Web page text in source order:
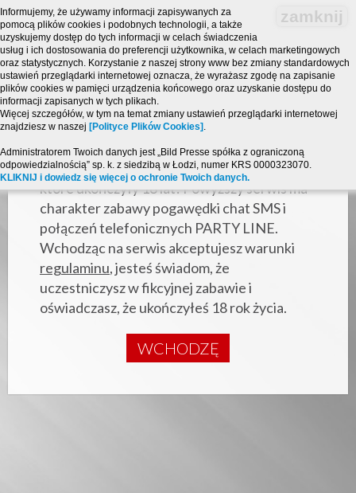
zamknij
Informujemy, że używamy informacji zapisywanych za
pomocą plików cookies i podobnych technologii, a także
uzyskujemy dostęp do tych informacji w celach świadczenia
usług i ich dostosowania do preferencji użytkownika, w celach marketingowych
oraz statystycznych. Korzystanie z naszej strony www bez zmiany standardowych
ustawień przeglądarki internetowej oznacza, że wyrażasz zgodę na zapisanie
plików cookies w pamięci urządzenia końcowego oraz uzyskanie dostępu do
informacji zapisanych w tych plikach.
Więcej szczegółów, w tym na temat zmiany ustawień przeglądarki internetowej
znajdziesz w naszej [Polityce Plików Cookies] .
Administratorem Twoich danych jest „Bild Presse spółka z ograniczoną
odpowiedzialnością” sp. k. z siedzibą w Łodzi, numer KRS 0000323070.
KLIKNIJ i dowiedz się więcej o ochronie Twoich danych.
Strona zawiera treści o charakterze
erotycznym i jest przeznaczona dla osób,
które ukończyły 18 lat! Powyższy serwis ma
charakter zabawy pogawędki chat SMS i
połączeń telefonicznych PARTY LINE.
Wchodząc na serwis akceptujesz warunki
regulaminu, jesteś świadom, że
uczestniczysz w fikcyjnej zabawie i
oświadczasz, że ukończyłeś 18 rok życia.
WCHODZĘ